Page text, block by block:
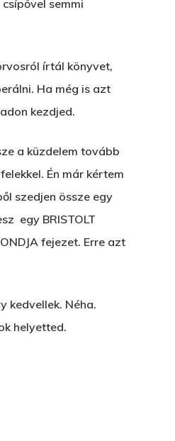
semmi
írtál könyvet,
Ha még is azt
kezdjed.
a küzdelem tovább
Én már kértem
szedjen össze egy
egy BRISTOLT
fejezet. Erre azt
kedvellek. Néha.
helyetted.